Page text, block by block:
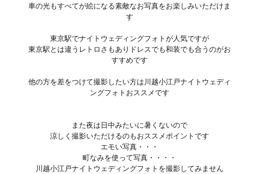
車の光もすべてが絵になる素敵なお写真をお楽しみいただけま
す
東京駅でナイトウェディングフォトが人気ですが
東京駅とは違うレトロさもありドレスでも和装でも合うのがお
すすめです
他の方を差をつけて撮影したい方は川越小江戸ナイトウェディ
ングフォトおススメです
また夜は日中みたいに暑くないので
涼しく撮影いただけるのもおススメポイントです
エモい写真・・・
町なみを使って写真・・・・
川越小江戸ナイトウェディングフォトを撮影してみません